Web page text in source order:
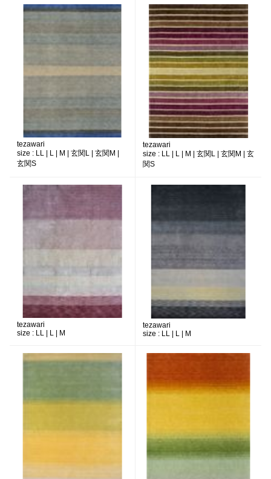
tezawari
size : LL | L | M | 玄関L | 玄関M |
玄関S
tezawari
size : LL | L | M | 玄関L | 玄関M | 玄
関S
tezawari
size : LL | L | M
tezawari
size : LL | L | M